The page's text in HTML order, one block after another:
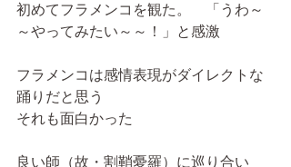
初めてフラメンコを観た。　「うわ～
～やってみたい～～！」と感激
フラメンコは感情表現がダイレクトな
踊りだと思う
それも面白かった
良い師（故・割鞘憂羅）に巡り合い